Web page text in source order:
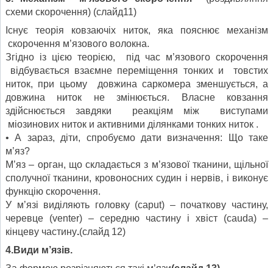
схеми скорочення) (слайд11)
Існує теорія ковзаючіх ниток, яка пояснює механізм
скорочення м’язового волокна.
Згідно із цією теорією, під час м’язового скорочення
відбувається взаємне переміщення тонких и товстих
ниток, при цьому довжина саркомера зменшується, а
довжина ниток не змінюється. Власне ковзання
здійснюється завдяки реакціям між виступами
міозинових ниток и активними ділянками тонких ниток .
• А зараз, діти, спробуємо дати визначення: Що таке
м’яз?
М’яз – орган, що складається з м’язової тканини, щільної
сполучної тканини, кровоносних судин і нервів, і виконує
функцію скорочення.
У м’язі виділяють головку (caput) – початкову частину,
черевце (venter) – середню частину і хвіст (cauda) –
кінцеву частину.(слайд 12)
4.Види м’язів.